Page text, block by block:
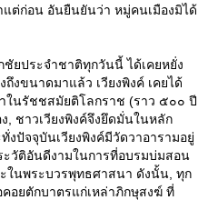
ต่ก่อน อันยืนยันว่า หมู่คนเมืองมิได้
ยประจำชาติทุกวันนี้ ได้เคยหยั่ง
ถึงขนาดมาแล้ว เวียงพิงค์ เคยได้
ในรัชชสมัยติโลกราช (ราว ๕๐๐ ปี
, ชาวเวียงพิงค์จึงยึดมั่นในหลัก
ปัจจุบันเวียงพิงค์มีวัดวาอารามอยู่
วัติอันดีงามในการที่อบรมบ่มสอน
ในพระบวรพุทธศาสนา ดังนั้น, ทุก
คอยตักบาตรแก่เหล่าภิกษุสงฆ์ ที่